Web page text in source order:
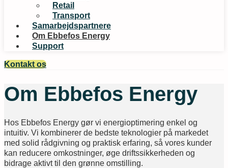
Retail
Transport
Samarbejdspartnere
Om Ebbefos Energy
Support
Kontakt os
Om Ebbefos Energy
Hos Ebbefos Energy gør vi energioptimering enkel og
intuitiv. Vi kombinerer de bedste teknologier på markedet
med solid rådgivning og praktisk erfaring, så vores kunder
kan reducere omkostninger, øge driftssikkerheden og
bidrage aktivt til den grønne omstilling.